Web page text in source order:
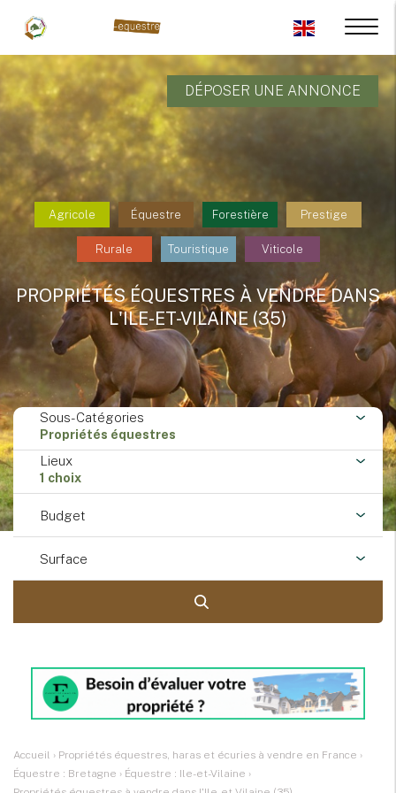
DÉPOSER UNE ANNONCE
Agricole Équestre Forestière Prestige
Rurale Touristique Viticole
PROPRIÉTÉS ÉQUESTRES À VENDRE DANS
L'ILE-ET-VILAINE (35)
Sous-Catégories
Propriétés équestres
Lieux
1 choix
Budget
Surface
Accueil › Propriétés équestres, haras et écuries à vendre en France ›
Équestre : Bretagne › Équestre : Ile-et-Vilaine ›